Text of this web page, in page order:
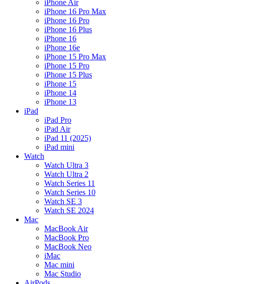
iPhone Air
iPhone 16 Pro Max
iPhone 16 Pro
iPhone 16 Plus
iPhone 16
iPhone 16e
iPhone 15 Pro Max
iPhone 15 Pro
iPhone 15 Plus
iPhone 15
iPhone 14
iPhone 13
iPad
iPad Pro
iPad Air
iPad 11 (2025)
iPad mini
Watch
Watch Ultra 3
Watch Ultra 2
Watch Series 11
Watch Series 10
Watch SE 3
Watch SE 2024
Mac
MacBook Air
MacBook Pro
MacBook Neo
iMac
Mac mini
Mac Studio